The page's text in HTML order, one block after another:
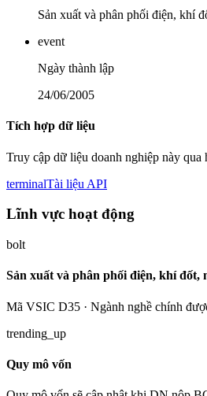
Sản xuất và phân phối điện, khí
event
Ngày thành lập
24/06/2005
Tích hợp dữ liệu
Truy cập dữ liệu doanh nghiệp này
terminalTài liệu API
Lĩnh vực hoạt động
bolt
Sản xuất và phân phối điện, khí đốt,
Mã VSIC D35 · Ngành nghề chính
trending_up
Quy mô vốn